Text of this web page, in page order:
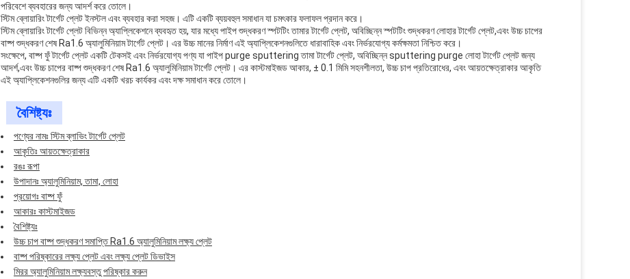
পরিবেশে ব্যবহারের জন্য আদর্শ করে তোলে।
স্টিম ব্লোয়ারিং টার্গেট প্লেট ইনস্টল এবং ব্যবহার করা সহজ। এটি একটি ব্যয়বহুল সমাধান যা চমৎকার ফলাফল প্রদান করে।
স্টিম ব্লোয়ারিং টার্গেট প্লেট বিভিন্ন অ্যাপ্লিকেশনে ব্যবহৃত হয়, যার মধ্যে পাইপ শুদ্ধকরণ স্পটটিং তামার টার্গেট প্লেট, অবিচ্ছিন্ন স্পটটিং শুদ্ধকরণ লোহার টার্গেট প্লেট,এবং উচ্চ চাপের
বাষ্প শুদ্ধকরণ শেষ Ra1.6 অ্যালুমিনিয়াম টার্গেট প্লেট। এর উচ্চ মানের নির্মাণ এই অ্যাপ্লিকেশনগুলিতে ধারাবাহিক এবং নির্ভরযোগ্য কর্মক্ষমতা নিশ্চিত করে।
সংক্ষেপে, বাষ্প ফুঁ টার্গেট প্লেট একটি টেকসই এবং নির্ভরযোগ্য পণ্য যা পাইপ purge sputtering তামা টার্গেট প্লেট, অবিচ্ছিন্ন sputtering purge লোহা টার্গেট প্লেট জন্য
আদর্শ,এবং উচ্চ চাপের বাষ্প শুদ্ধকরণ শেষ Ra1.6 অ্যালুমিনিয়াম টার্গেট প্লেট। এর কাস্টমাইজড আকার, ± 0.1 মিমি সহনশীলতা, উচ্চ চাপ প্রতিরোধের, এবং আয়তক্ষেত্রাকার আকৃতি
এই অ্যাপ্লিকেশনগুলির জন্য এটি একটি খরচ কার্যকর এবং দক্ষ সমাধান করে তোলে।
বৈশিষ্ট্যঃ
পণ্যের নামঃ স্টিম ব্লাভিং টার্গেট প্লেট
আকৃতিঃ আয়তক্ষেত্রাকার
রঙঃ রূপা
উপাদানঃ অ্যালুমিনিয়াম, তামা, লোহা
প্রয়োগঃ বাষ্প ফুঁ
আকারঃ কাস্টমাইজড
বৈশিষ্ট্যঃ
উচ্চ চাপ বাষ্প শুদ্ধকরণ সমাপ্তি Ra1.6 অ্যালুমিনিয়াম লক্ষ্য প্লেট
বাষ্প পরিষ্কারের লক্ষ্য প্লেট এবং লক্ষ্য প্লেট ডিভাইস
মিরর অ্যালুমিনিয়াম লক্ষ্যবস্তু পরিষ্কার করুন